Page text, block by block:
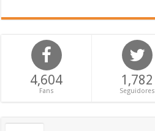
4,604
Fans
1,782
Seguidores